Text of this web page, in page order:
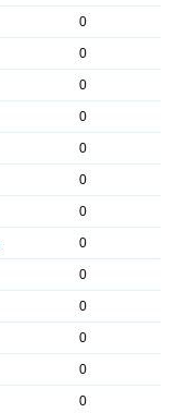
0
0
0
0
0
0
0
0
0
0
0
0
0